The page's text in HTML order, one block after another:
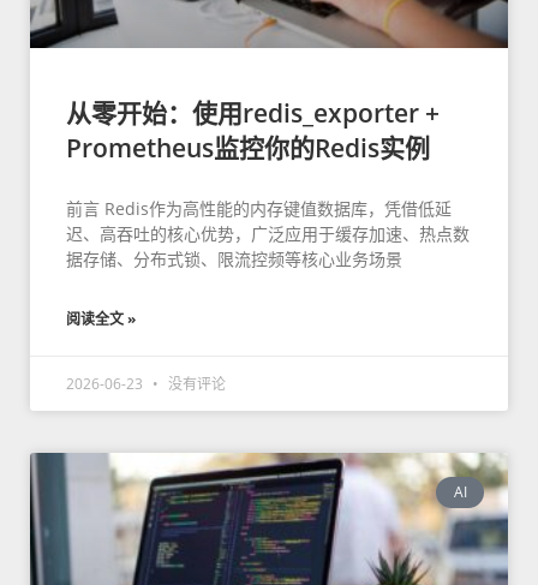
从零开始：使用redis_exporter +
Prometheus监控你的Redis实例
前言 Redis作为高性能的内存键值数据库，凭借低延
迟、高吞吐的核心优势，广泛应用于缓存加速、热点数
据存储、分布式锁、限流控频等核心业务场景
阅读全文 »
2026-06-23 没有评论
AI